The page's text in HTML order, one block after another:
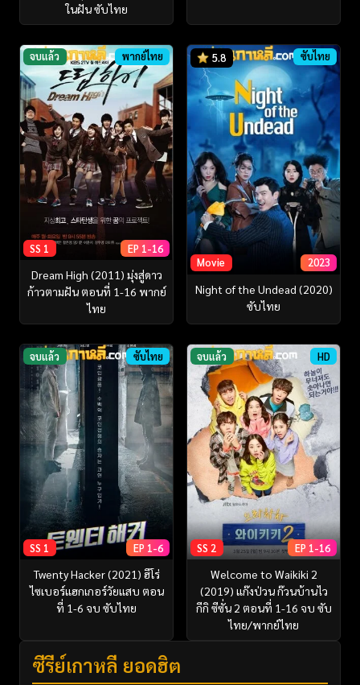
ในฝัน ซับไทย
จบแล้ว พากย์ไทย
SS 1 EP 1-16
Dream High (2011) มุ่งสู่ดาว
ก้าวตามฝัน ตอนที่ 1-16 พากย์
ไทย
5.8 ซับไทย
Movie 2023
Night of the Undead (2020)
ซับไทย
จบแล้ว ซับไทย
SS 1 EP 1-6
Twenty Hacker (2021) ฮีโร่
ไซเบอร์แฮกเกอร์วัยแสบ ตอน
ที่ 1-6 จบ ซับไทย
จบแล้ว HD
SS 2 EP 1-16
Welcome to Waikiki 2
(2019) แก๊งป่วน ก๊วนบ้านไว
กีกิ ซีซั่น 2 ตอนที่ 1-16 จบ ซับ
ไทย/พากย์ไทย
ซีรี่ย์เกาหลี ยอดฮิต